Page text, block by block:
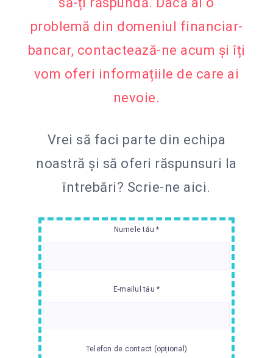
problemă din domeniul financiar-
bancar, contactează-ne acum și îți
vom oferi informațiile de care ai
nevoie.
Vrei să faci parte din echipa
noastră și să oferi răspunsuri la
întrebări? Scrie-ne aici.
Numele tău *
E-mailul tău *
Telefon de contact (opțional)